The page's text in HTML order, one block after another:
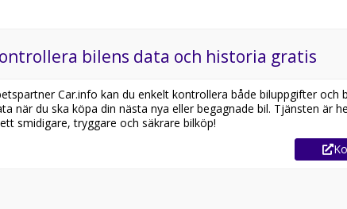
Business Lease efter ditt företag, oavsett om du
månader, 1?500 mil/år, inkl. serviceavtal, 20?%
på medlemskap i Företagarna eller ramavtal med
bilens data och historia gratis
Car.info kan du enkelt kontrollera både biluppgifter och
när du ska köpa din nästa nya eller begagnade bil. Tjänsten är
smidigare, tryggare och säkrare bilköp!